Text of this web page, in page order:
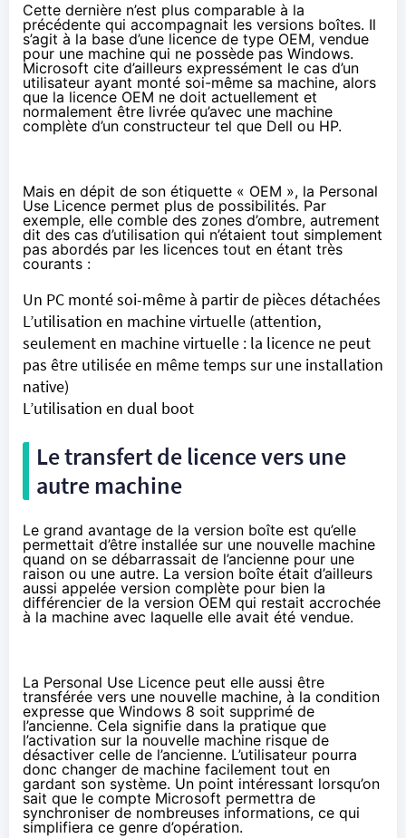
Cette dernière n’est plus comparable à la
précédente qui accompagnait les versions boîtes. Il
s’agit à la base d’une licence de type OEM, vendue
pour une machine qui ne possède pas Windows.
Microsoft cite d’ailleurs expressément le cas d’un
utilisateur ayant monté soi-même sa machine, alors
que la licence OEM ne doit actuellement et
normalement être livrée qu’avec une machine
complète d’un constructeur tel que Dell ou HP.
Mais en dépit de son étiquette « OEM », la Personal
Use Licence permet plus de possibilités. Par
exemple, elle comble des zones d’ombre, autrement
dit des cas d’utilisation qui n’étaient tout simplement
pas abordés par les licences tout en étant très
courants :
Un PC monté soi-même à partir de pièces détachées
L’utilisation en machine virtuelle (attention,
seulement en machine virtuelle : la licence ne peut
pas être utilisée en même temps sur une installation
native)
L’utilisation en dual boot
Le transfert de licence vers une
autre machine
Le grand avantage de la version boîte est qu’elle
permettait d’être installée sur une nouvelle machine
quand on se débarrassait de l’ancienne pour une
raison ou une autre. La version boîte était d’ailleurs
aussi appelée version complète pour bien la
différencier de la version OEM qui restait accrochée
à la machine avec laquelle elle avait été vendue.
La Personal Use Licence peut elle aussi être
transférée vers une nouvelle machine, à la condition
expresse que Windows 8 soit supprimé de
l’ancienne. Cela signifie dans la pratique que
l’activation sur la nouvelle machine risque de
désactiver celle de l’ancienne. L’utilisateur pourra
donc changer de machine facilement tout en
gardant son système. Un point intéressant lorsqu’on
sait que le compte Microsoft permettra de
synchroniser de nombreuses informations, ce qui
simplifiera ce genre d’opération.